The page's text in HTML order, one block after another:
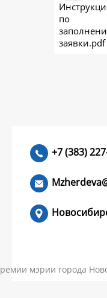
по
заявки.pdf
+7 (383)
мэрии города